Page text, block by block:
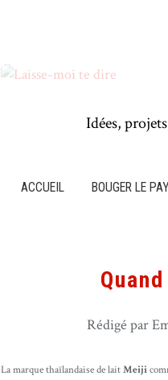
Idées,
ACCUEIL BOUGER LE
Rédigé par
La marque thaïlandaise de laitMeiji